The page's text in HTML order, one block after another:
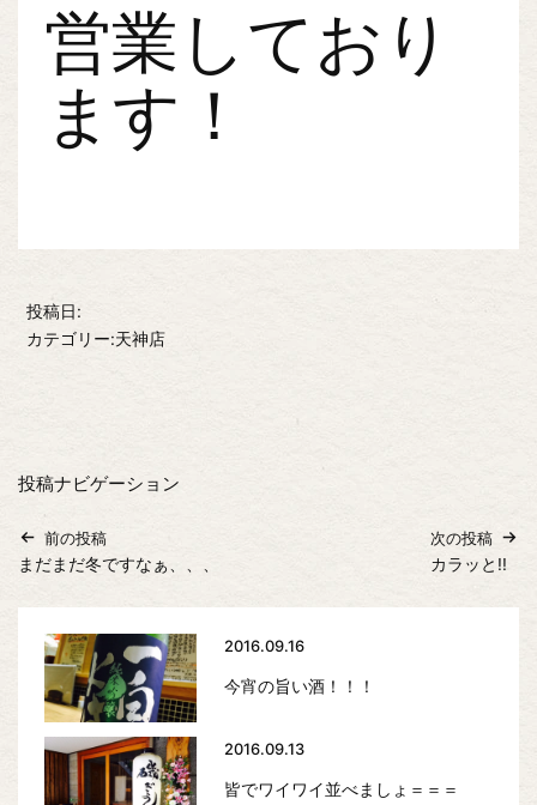
営業しており
ます！
投稿日:
カテゴリー:天神店
投稿ナビゲーション
前の投稿
まだまだ冬ですなぁ、、、
次の投稿
カラッと!!
2016.09.16
今宵の旨い酒！！！
2016.09.13
皆でワイワイ並べましょ＝＝＝